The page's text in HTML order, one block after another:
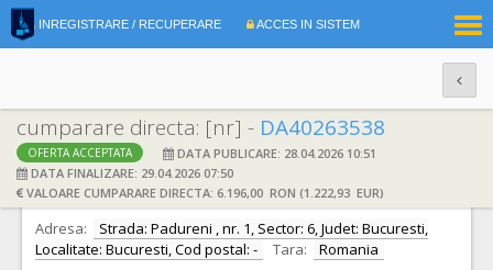
INREGISTRARE / RECUPERARE ACCES IN SISTEM
cumparare directa: [nr] - DA40263538
OFERTA ACCEPTATA
DATA PUBLICARE: 28.04.2026 10:51
DATA FINALIZARE: 29.04.2026 07:50
VALOARE CUMPARARE DIRECTA: 6.196,00 RON (1.222,93 EUR)
DATE IDENTIFICARE OFERTANT
Ofertant: S.C. AVITALX S.R.L. S.R.L. CIF: 48347315
Adresa:
Strada: Padureni , nr. 1, Sector: 6, Judet: Bucuresti,
Localitate: Bucuresti, Cod postal: -
Tara:
Romania